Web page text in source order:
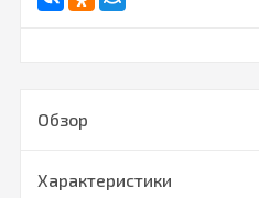
Обзор
Характеристики